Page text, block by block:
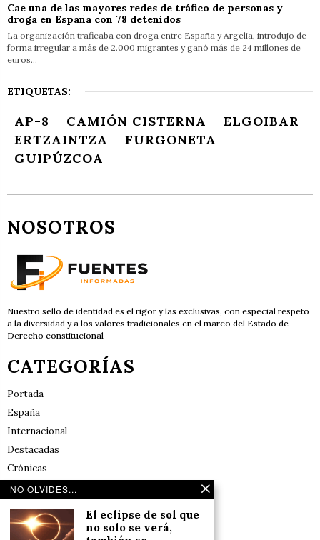
Cae una de las mayores redes de tráfico de personas y
droga en España con 78 detenidos
La organización traficaba con droga entre España y Argelia, introdujo de
forma irregular a más de 2.000 migrantes y ganó más de 24 millones de
euros…
ETIQUETAS:
AP-8 CAMIÓN CISTERNA
ELGOIBAR
ERTZAINTZA
FURGONETA
GUIPÚZCOA
NOSOTROS
Nuestro sello de identidad es el rigor y las exclusivas, con especial respeto
a la diversidad y a los valores tradicionales en el marco del Estado de
Derecho constitucional
CATEGORÍAS
Portada
España
Internacional
Destacadas
Crónicas
Noticias de deportes en España
Reflexiones
NO OLVIDES...
El eclipse de sol que
no solo se verá,